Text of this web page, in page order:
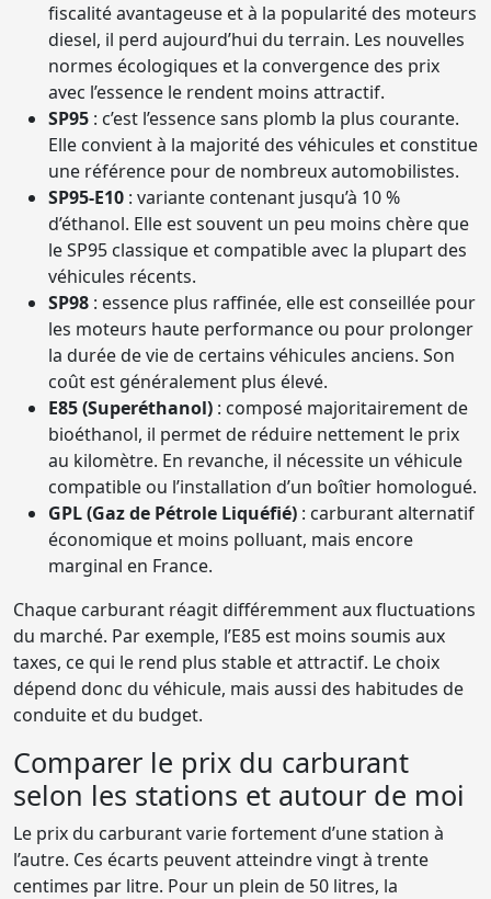
fiscalité avantageuse et à la popularité des moteurs
diesel, il perd aujourd’hui du terrain. Les nouvelles
normes écologiques et la convergence des prix
avec l’essence le rendent moins attractif.
SP95 : c’est l’essence sans plomb la plus courante.
Elle convient à la majorité des véhicules et constitue
une référence pour de nombreux automobilistes.
SP95-E10 : variante contenant jusqu’à 10 %
d’éthanol. Elle est souvent un peu moins chère que
le SP95 classique et compatible avec la plupart des
véhicules récents.
SP98 : essence plus raffinée, elle est conseillée pour
les moteurs haute performance ou pour prolonger
la durée de vie de certains véhicules anciens. Son
coût est généralement plus élevé.
E85 (Superéthanol) : composé majoritairement de
bioéthanol, il permet de réduire nettement le prix
au kilomètre. En revanche, il nécessite un véhicule
compatible ou l’installation d’un boîtier homologué.
GPL (Gaz de Pétrole Liquéfié) : carburant alternatif
économique et moins polluant, mais encore
marginal en France.
Chaque carburant réagit différemment aux fluctuations
du marché. Par exemple, l’E85 est moins soumis aux
taxes, ce qui le rend plus stable et attractif. Le choix
dépend donc du véhicule, mais aussi des habitudes de
conduite et du budget.
Comparer le prix du carburant
selon les stations et autour de moi
Le prix du carburant varie fortement d’une station à
l’autre. Ces écarts peuvent atteindre vingt à trente
centimes par litre. Pour un plein de 50 litres, la